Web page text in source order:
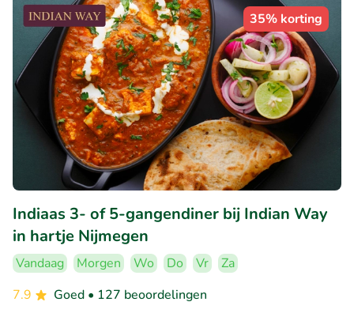
35% korting
Indiaas 3- of 5-gangendiner bij Indian Way
in hartje Nijmegen
Vandaag Morgen Wo Do Vr
Za
7.9
Goed • 127 beoordelingen